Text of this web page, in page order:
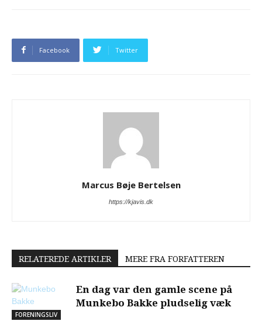
Facebook Twitter
Marcus Bøje Bertelsen
https://kjavis.dk
RELATEREDE ARTIKLER MERE FRA FORFATTEREN
FORENINGSLIV
En dag var den gamle scene på
Munkebo Bakke pludselig væk